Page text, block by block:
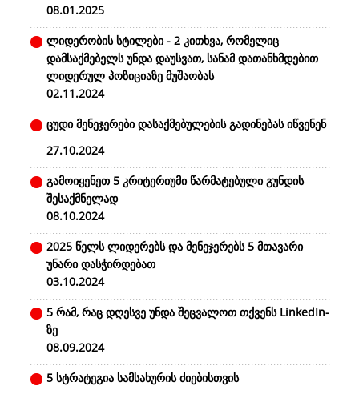
08.01.2025
ლიდერობის სტილები - 2 კითხვა, რომელიც
დამსაქმებელს უნდა დაუსვათ, სანამ დათანხმდებით
ლიდერულ პოზიციაზე მუშაობას
02.11.2024
ცუდი მენეჯერები დასაქმებულების გადინებას იწვენენ
27.10.2024
გამოიყენეთ 5 კრიტერიუმი წარმატებული გუნდის
შესაქმნელად
08.10.2024
2025 წელს ლიდერებს და მენეჯერებს 5 მთავარი
უნარი დასჭირდებათ
03.10.2024
5 რამ, რაც დღესვე უნდა შეცვალოთ თქვენს LinkedIn-
ზე
08.09.2024
5 სტრატეგია სამსახურის ძიებისთვის